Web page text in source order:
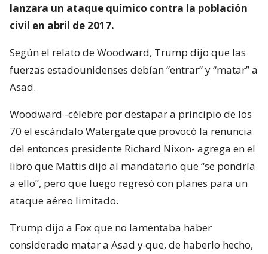
lanzara un ataque químico contra la población
civil en abril de 2017.
Según el relato de Woodward, Trump dijo que las
fuerzas estadounidenses debían “entrar” y “matar” a
Asad.
Woodward -célebre por destapar a principio de los
70 el escándalo Watergate que provocó la renuncia
del entonces presidente Richard Nixon- agrega en el
libro que Mattis dijo al mandatario que “se pondría
a ello”, pero que luego regresó con planes para un
ataque aéreo limitado.
Trump dijo a Fox que no lamentaba haber
considerado matar a Asad y que, de haberlo hecho,